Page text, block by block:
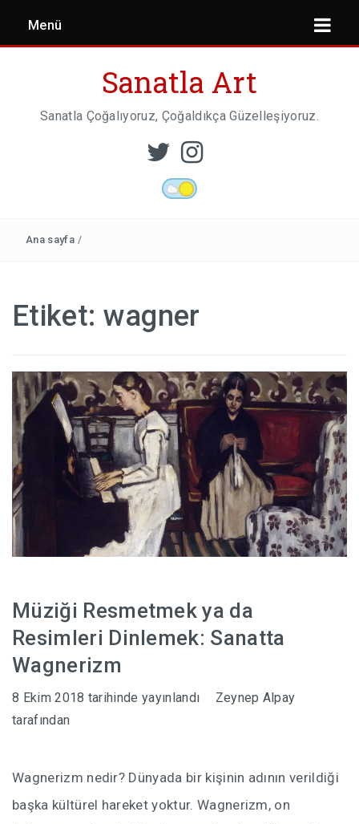
Menü
HABERLER
Sanatla Art
Sanatla Çoğalıyoruz, Çoğaldıkça Güzelleşiyoruz.
Ana sayfa /
Etiket: wagner
Müziği Resmetmek ya da
Resimleri Dinlemek: Sanatta
Wagnerizm
8 Ekim 2018 tarihinde yayınlandı
Zeynep Alpay
tarafından
Wagnerizm nedir? Dünyada bir kişinin adının verildiği
başka kültürel hareket yoktur. Wagnerizm, on